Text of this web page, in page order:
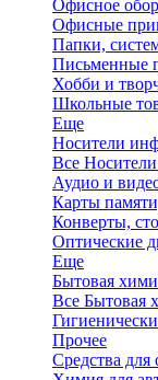
Офисное
Офисные
Папки,
Письменные
Хобби и
Школьные
Еще
Носители
Все
Аудио и
Карты
Конверты,
Оптические
Еще
Бытовая
Все Бытовая
Прочее
Средства